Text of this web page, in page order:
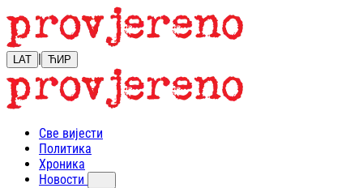
LAT | ЋИР
Све вијести
Политика
Хроника
Новости